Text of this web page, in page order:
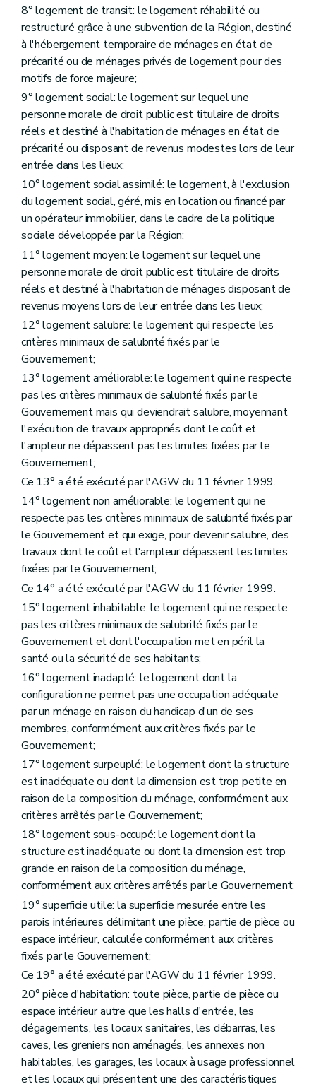
Art. 57
Art. 58
Art. 59
Sous-section 2 Des conditions d'octroi et du calcul des aides
Art. 60
Art. 61
Art. 62
Art. 63
Sous-section 3 De la procédure
Art. 64
Art. 65
Art. 66
Art. 67
Art. 68
Section 2 Des aides à l'équipement
Sous-section première Des aides à l'équipement
Art. 69
Art. 70
Art. 71
Sous-section 2 Des conditions d'octroi et du calcul des aides
Art. 72
Art. 73
Art. 74
Art. 75
Sous-section 3 De la procédure
Art. 76
Art. 77
Art. 78
Chapitre V Dispositions spécifiques relatives aux zones d'initiative privilégiée
Art. 79
Chapitre VI De la lutte contre l'inoccupation des logements
Section première De la phase amiable
Art. 80
Art. 81
Art. 82
Section 2 De la procédure judiciaire
Art. 84
Art. 85
Section
Titre III
Des acteurs de la politique régionale du logement
Chapitre premier De la Société wallonne du logement
Section première
Art. 86
Des missions
Art. 87
Art. 88
Section 3 Des moyens d'action
Art. 89
Art. 90
Art. 91
Art. 92
Art. 93
Section 4 De l'accès au logement
Art. 94
Section 5
Art. 95
Art. 96
Section 6 De la structure et du fonctionnement
Sous-section première De l'assemblée générale
Art. 97
Sous-section 2
Du conseil d'administration
Art. 98
Art. 99
Art. 100
Art. 101
Art. 103
Art. 104
Sous-section 3 De la direction
Art. 105
Art. 106
Art. 107
Section 7 Du contrat de gestion
Art. 108
Art. 109
Art. 110
Art. 111
Section 8
Du Comité de gestion financière et des contrôles
Sous-section première Du comité de gestion financière
8° logement de transit: le logement réhabilité ou
restructuré grâce à une subvention de la Région, destiné
à l'hébergement temporaire de ménages en état de
précarité ou de ménages privés de logement pour des
motifs de force majeure;
9° logement social: le logement sur lequel une
personne morale de droit public est titulaire de droits
réels et destiné à l'habitation de ménages en état de
précarité ou disposant de revenus modestes lors de leur
entrée dans les lieux;
10° logement social assimilé: le logement, à l'exclusion
du logement social, géré, mis en location ou financé par
un opérateur immobilier, dans le cadre de la politique
sociale développée par la Région;
11° logement moyen: le logement sur lequel une
personne morale de droit public est titulaire de droits
réels et destiné à l'habitation de ménages disposant de
revenus moyens lors de leur entrée dans les lieux;
12° logement salubre: le logement qui respecte les
critères minimaux de salubrité fixés par le
Gouvernement;
13° logement améliorable: le logement qui ne respecte
pas les critères minimaux de salubrité fixés par le
Gouvernement mais qui deviendrait salubre, moyennant
l'exécution de travaux appropriés dont le coût et
l'ampleur ne dépassent pas les limites fixées par le
Gouvernement;
Ce 13° a été exécuté par l'AGW du 11 février 1999.
14° logement non améliorable: le logement qui ne
respecte pas les critères minimaux de salubrité fixés par
le Gouvernement et qui exige, pour devenir salubre, des
travaux dont le coût et l'ampleur dépassent les limites
fixées par le Gouvernement;
Ce 14° a été exécuté par l'AGW du 11 février 1999.
15° logement inhabitable: le logement qui ne respecte
pas les critères minimaux de salubrité fixés par le
Gouvernement et dont l'occupation met en péril la
santé ou la sécurité de ses habitants;
16° logement inadapté: le logement dont la
configuration ne permet pas une occupation adéquate
par un ménage en raison du handicap d'un de ses
membres, conformément aux critères fixés par le
Gouvernement;
17° logement surpeuplé: le logement dont la structure
est inadéquate ou dont la dimension est trop petite en
raison de la composition du ménage, conformément aux
critères arrêtés par le Gouvernement;
18° logement sous-occupé: le logement dont la
structure est inadéquate ou dont la dimension est trop
grande en raison de la composition du ménage,
conformément aux critères arrêtés par le Gouvernement;
19° superficie utile: la superficie mesurée entre les
parois intérieures délimitant une pièce, partie de pièce ou
espace intérieur, calculée conformément aux critères
fixés par le Gouvernement;
Ce 19° a été exécuté par l'AGW du 11 février 1999.
20° pièce d'habitation: toute pièce, partie de pièce ou
espace intérieur autre que les halls d'entrée, les
dégagements, les locaux sanitaires, les débarras, les
caves, les greniers non aménagés, les annexes non
habitables, les garages, les locaux à usage professionnel
et les locaux qui présentent une des caractéristiques